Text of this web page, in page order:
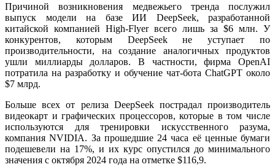
Причиной возникновения медвежьего тренда послужил
выпуск модели на базе ИИ DeepSeek, разработанной
китайской компанией High-Flyer всего лишь за $6 млн. У
конкурентов, которым DeepSeek не уступает по
производительности, на создание аналогичных продуктов
ушли миллиарды долларов. В частности, фирма OpenAI
потратила на разработку и обучение чат-бота ChatGPT около
$7 млрд.
Больше всех от релиза DeepSeek пострадал производитель
видеокарт и графических процессоров, которые в том числе
используются для тренировки искусственного разума,
компания NVIDIA. За прошедшие 24 часа её ценные бумаги
подешевели на 17%, и их курс опустился до минимального
значения с октября 2024 года на отметке $116,9.